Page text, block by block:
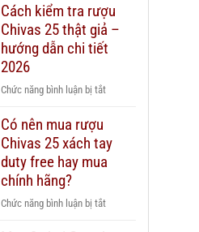
Chivas
12,
18,
–
loại
nào
Cách kiểm tra rượu
Chivas 25 thật giả –
hướng dẫn chi tiết
2026
Chức năng bình luận bị tắtở
tra
rượu
thật
Có nên mua rượu
Chivas 25 xách tay
duty free hay mua
chính hãng?
Chức năng bình luận bị tắtở